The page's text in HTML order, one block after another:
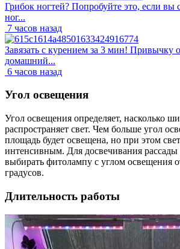
Грибок ногтей? Попробуйте это, если вы
ног...
7 часов назад
Завязать с курением за 3 мин! Привычку
домашний...
6 часов назад
Угол освещения
Угол освещения определяет, насколько
распространяет свет. Чем больше угол
площадь будет освещена, но при этом
интенсивным. Для досвечивания рассады
выбирать фитолампу с углом освещения
градусов.
Длительность работы